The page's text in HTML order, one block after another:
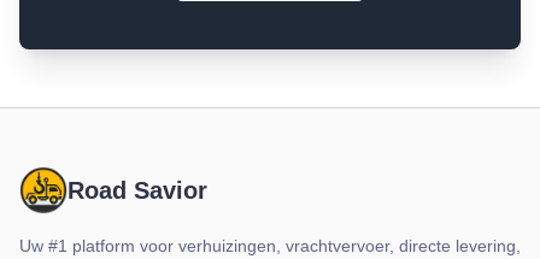
Road Savior
Uw #1 platform voor verhuizingen, vrachtvervoer, directe levering,